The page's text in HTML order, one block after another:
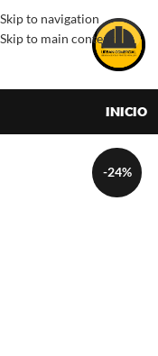
Skip to navigation
Skip to main content
INICIO
-24%